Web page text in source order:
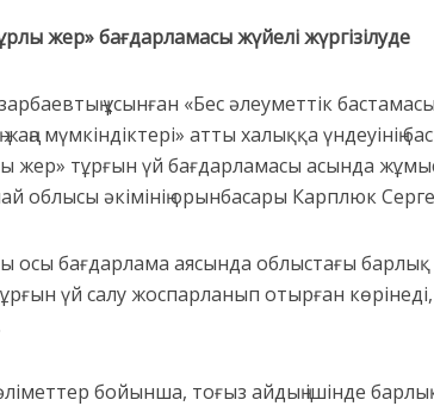
жер» бағдарламасы жүйелі жүргізілуде
ұсынған «Бес әлеуметтік
мүмкіндіктері» атты халыққа үндеуінің
жер» тұрғын үй бағдарламасы асында
облысы әкімінің орынбасары Карплюк
бағдарлама аясында облыстағы
үй салу жоспарланып отырған
бойынша, тоғыз айдың ішінде